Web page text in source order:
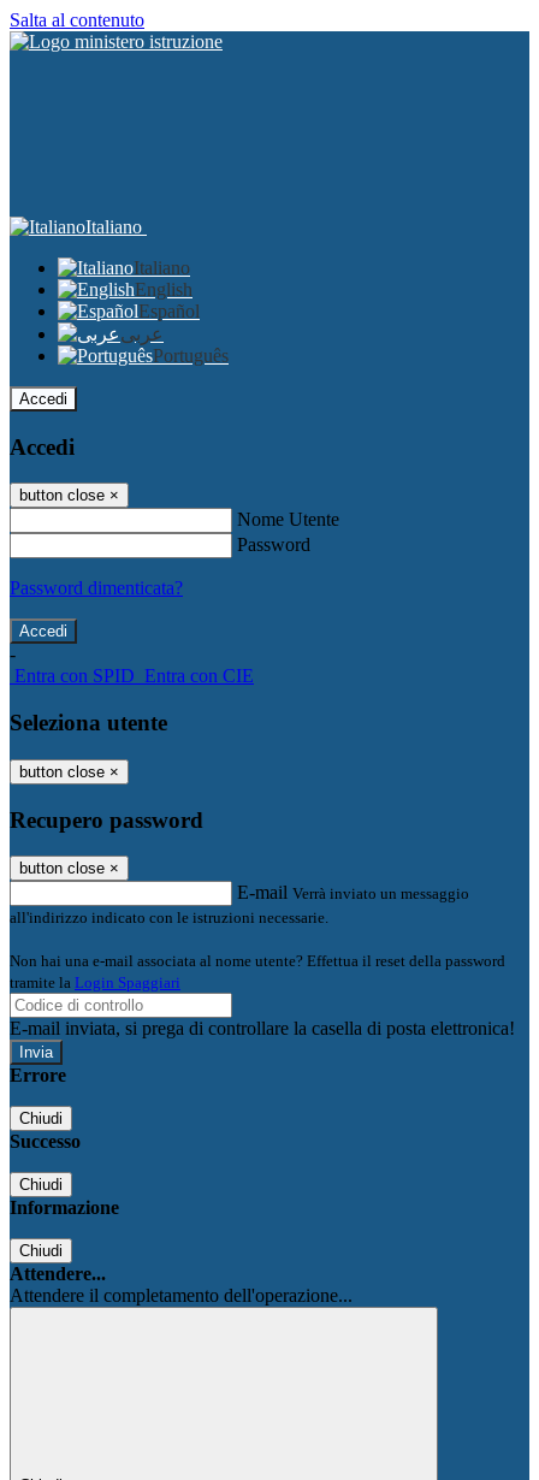
Salta al contenuto
Italiano
Italiano
English
Español
عربى
Português
Accedi
Accedi
button close ×
Nome Utente
Password
Password dimenticata?
-
Entra con SPID Entra con CIE
Seleziona utente
button close ×
Recupero password
button close ×
E-mail Verrà inviato un messaggio
all'indirizzo indicato con le istruzioni necessarie.
Non hai una e-mail associata al nome utente? Effettua il reset della password
tramite la Login Spaggiari
E-mail inviata, si prega di controllare la casella di posta elettronica!
Errore
Chiudi
Successo
Chiudi
Informazione
Chiudi
Attendere...
Attendere il completamento dell'operazione...